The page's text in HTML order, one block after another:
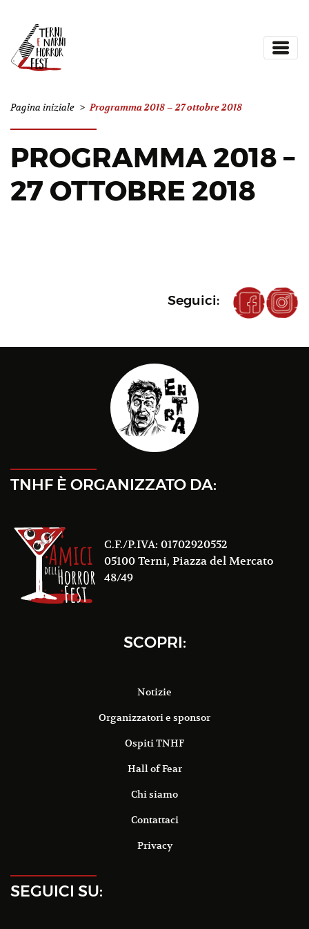
Pagina iniziale > Programma 2018 – 27 ottobre 2018
PROGRAMMA 2018 –
27 OTTOBRE 2018
Seguici:
TNHF È ORGANIZZATO DA:
C.F./P.IVA: 01702920552
05100 Terni, Piazza del Mercato
48/49
SCOPRI:
Notizie
Organizzatori e sponsor
Ospiti TNHF
Hall of Fear
Chi siamo
Contattaci
Privacy
SEGUICI SU: